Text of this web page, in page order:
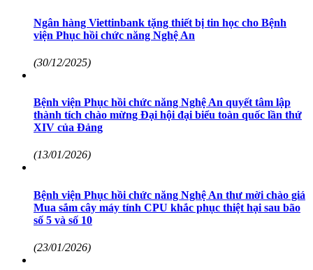
Ngân hàng Viettinbank tặng thiết bị tin học cho Bệnh
viện Phục hồi chức năng Nghệ An
(30/12/2025)
Bệnh viện Phục hồi chức năng Nghệ An quyết tâm lập
thành tích chào mừng Đại hội đại biểu toàn quốc lần thứ
XIV của Đảng
(13/01/2026)
Bệnh viện Phục hồi chức năng Nghệ An thư mời chào giá
Mua sắm cây máy tính CPU khắc phục thiệt hại sau bão
số 5 và số 10
(23/01/2026)